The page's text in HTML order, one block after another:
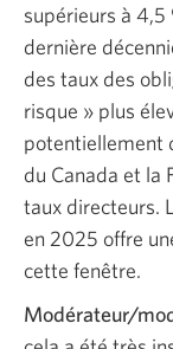
supérieurs à
dernière
des taux des
risque » plus
potentiellement
du Canada et la
taux directeurs.
en 2025 offre
cette fenêtre.
Modérateur/